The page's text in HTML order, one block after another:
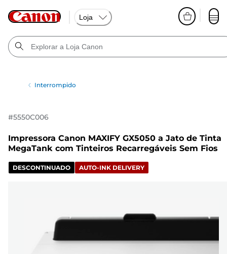
Loja
Interrompido
#5550C006
Impressora Canon MAXIFY GX5050 a Jato de Tinta
MegaTank com Tinteiros Recarregáveis Sem Fios
DESCONTINUADO AUTO-INK DELIVERY